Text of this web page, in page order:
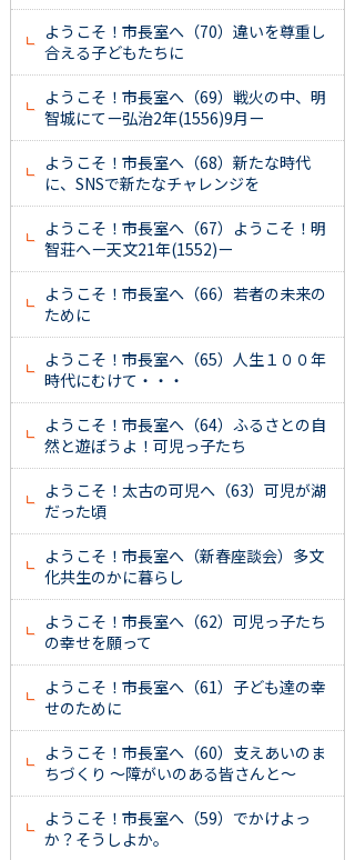
ようこそ！市長室へ（70）違いを尊重し
合える子どもたちに
ようこそ！市長室へ（69）戦火の中、明
智城にてー弘治2年(1556)9月ー
ようこそ！市長室へ（68）新たな時代
に、SNSで新たなチャレンジを
ようこそ！市長室へ（67）ようこそ！明
智荘へー天文21年(1552)ー
ようこそ！市長室へ（66）若者の未来の
ために
ようこそ！市長室へ（65）人生１００年
時代にむけて・・・
ようこそ！市長室へ（64）ふるさとの自
然と遊ぼうよ！可児っ子たち
ようこそ！太古の可児へ（63）可児が湖
だった頃
ようこそ！市長室へ（新春座談会）多文
化共生のかに暮らし
ようこそ！市長室へ（62）可児っ子たち
の幸せを願って
ようこそ！市長室へ（61）子ども達の幸
せのために
ようこそ！市長室へ（60）支えあいのま
ちづくり ～障がいのある皆さんと～
ようこそ！市長室へ（59）でかけよっ
か？そうしよか。